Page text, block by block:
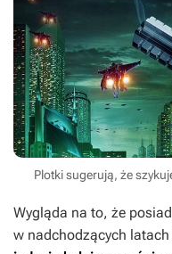
Plotki sugerują, że
Wygląda na to, że
w nadchodzących